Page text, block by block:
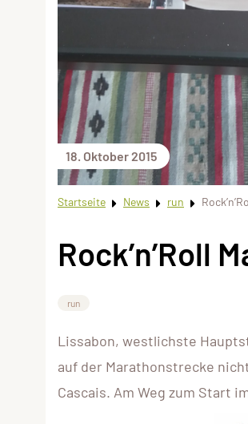
18. Oktober 2015
Startseite News run
Rock’n’Roll
run
Lissabon, westlichste
auf der Marathonstrecke
Cascais. Am Weg zum Start